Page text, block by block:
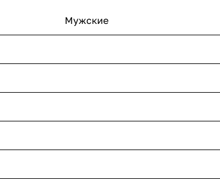
Мужские